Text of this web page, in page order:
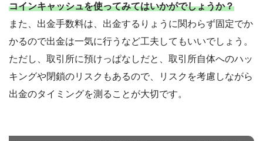
コインキャッシュを使ってみてはいかがでしょうか？
また、出金手数料は、出金するりょうに関わらず固定でか
かるので出金は一気に行うなど工夫してもいいでしょう。
ただし、取引所に預けっぱなしだと、取引所自体へのハッ
キングや閉鎖のリスクもあるので、リスクを考慮しながら
出金のタイミングを測ることが大切です。